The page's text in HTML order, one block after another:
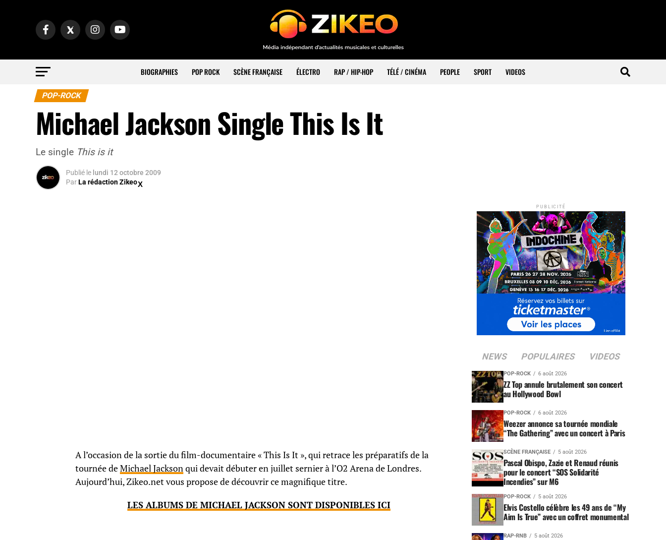
BIOGRAPHIES POP ROCK SCÈNE FRANÇAISE ÉLECTRO RAP / HIP-HOP TÉLÉ / CINÉMA PEOPLE SPORT VIDEOS
POP-ROCK
Michael Jackson Single This Is It
Le single This is it
Publié le lundi 12 octobre 2009
ParLa rédaction Zikeo
A l’occasion de la sortie du film-documentaire « This Is It », qui retrace les préparatifs de la
tournée deMichael Jacksonqui devait débuter en juillet sernier à l’O2 Arena de Londres.
Aujourd’hui, Zikeo.net vous propose de découvrir ce magnifique titre.
LES ALBUMS DE MICHAEL JACKSON SONT DISPONIBLES ICI
PUBLICITÉ
NEWS POPULAIRES VIDEOS
POP-ROCK 6 août 2026
ZZ Top annule brutalement son concert
au Hollywood Bowl
POP-ROCK 6 août 2026
Weezer annonce sa tournée mondiale
“The Gathering” avec un concert à Paris
SCÈNE FRANÇAISE 5 août 2026
Pascal Obispo, Zazie et Renaud réunis
pour le concert “SOS Solidarité
Incendies” sur M6
POP-ROCK 5 août 2026
Elvis Costello célèbre les 49 ans de “My
Aim Is True” avec un coffret monumental
RAP-RNB 5 août 2026